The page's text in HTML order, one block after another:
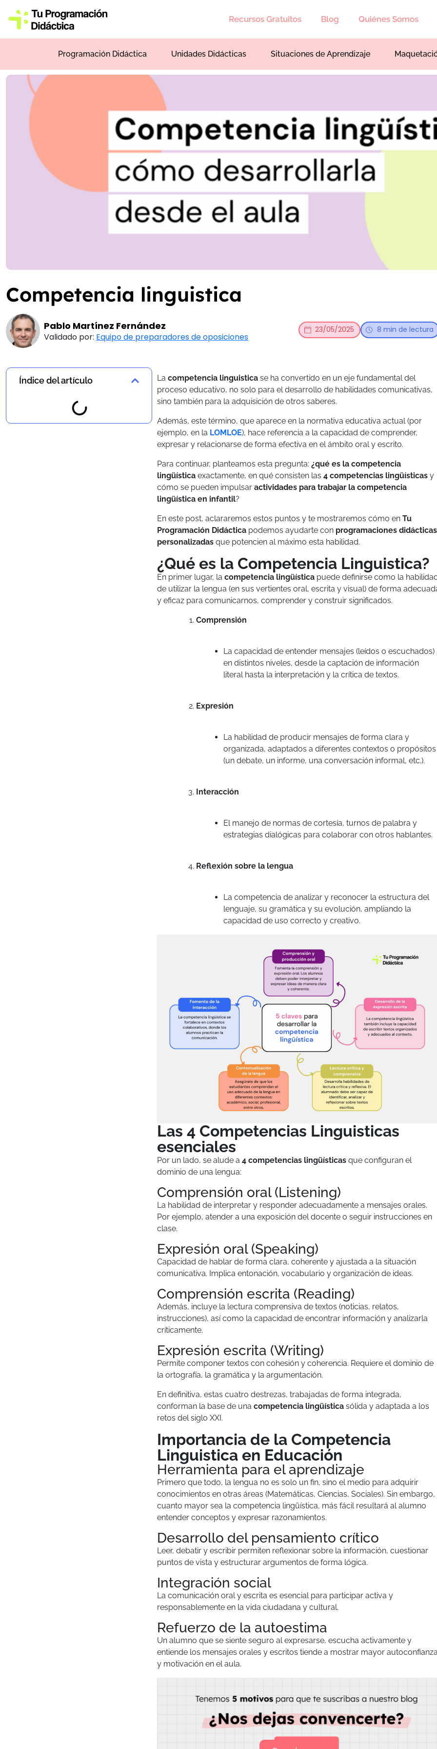
Recursos Gratuitos Blog Quiénes Somos
Programación Didáctica Unidades Didácticas Situaciones de Aprendizaje
Competencia linguistica
Pablo Martínez Fernández
Validado por: Equipo de preparadores de oposiciones
23/05/2025 8 min de lectura
Índice del artículo La competencia linguistica se ha convertido en un eje fundamental del
proceso educativo, no solo para el desarrollo de habilidades comunicativas,
sino también para la adquisición de otros saberes.
Además, este término, que aparece en la normativa educativa actual (por
ejemplo, en la LOMLOE), hace referencia a la capacidad de comprender,
expresar y relacionarse de forma efectiva en el ámbito oral y escrito.
Para continuar, planteamos esta pregunta: ¿qué es la competencia
lingüística exactamente, en qué consisten las 4 competencias lingüísticas y
cómo se pueden impulsar actividades para trabajar la competencia
lingüística en infantil?
En este post, aclararemos estos puntos y te mostraremos cómo en Tu
Programación Didáctica podemos ayudarte con programaciones didácticas
personalizadas que potencien al máximo esta habilidad.
¿Qué es la Competencia Linguistica?
En primer lugar, la competencia lingüística puede definirse como la
de utilizar la lengua (en sus vertientes oral, escrita y visual) de forma
y eficaz para comunicarnos, comprender y construir significados.
Comprensión
La capacidad de entender mensajes (leídos o escuchados)
en distintos niveles, desde la captación de información
literal hasta la interpretación y la crítica de textos.
Expresión
La habilidad de producir mensajes de forma clara y
organizada, adaptados a diferentes contextos o propósitos
(un debate, un informe, una conversación informal, etc.).
Interacción
El manejo de normas de cortesía, turnos de palabra y
estrategias dialógicas para colaborar con otros hablantes.
Reflexión sobre la lengua
La competencia de analizar y reconocer la estructura del
lenguaje, su gramática y su evolución, ampliando la
capacidad de uso correcto y creativo.
Las 4 Competencias Linguisticas
esenciales
Por un lado, se alude a 4 competencias lingüísticas que configuran el
dominio de una lengua:
Comprensión oral (Listening)
La habilidad de interpretar y responder adecuadamente a mensajes orales.
Por ejemplo, atender a una exposición del docente o seguir instrucciones en
clase.
Expresión oral (Speaking)
Capacidad de hablar de forma clara, coherente y ajustada a la situación
comunicativa. Implica entonación, vocabulario y organización de ideas.
Comprensión escrita (Reading)
Además, incluye la lectura comprensiva de textos (noticias, relatos,
instrucciones), así como la capacidad de encontrar información y analizarla
críticamente.
Expresión escrita (Writing)
Permite componer textos con cohesión y coherencia. Requiere el dominio de
la ortografía, la gramática y la argumentación.
En definitiva, estas cuatro destrezas, trabajadas de forma integrada,
conforman la base de una competencia lingüística sólida y adaptada a los
retos del siglo XXI.
Importancia de la Competencia
Linguistica en Educación
Herramienta para el aprendizaje
Primero que todo, la lengua no es solo un fin, sino el medio para adquirir
conocimientos en otras áreas (Matemáticas, Ciencias, Sociales). Sin embargo,
cuanto mayor sea la competencia lingüística, más fácil resultará al alumno
entender conceptos y expresar razonamientos.
Desarrollo del pensamiento crítico
Leer, debatir y escribir permiten reflexionar sobre la información, cuestionar
puntos de vista y estructurar argumentos de forma lógica.
Integración social
La comunicación oral y escrita es esencial para participar activa y
responsablemente en la vida ciudadana y cultural.
Refuerzo de la autoestima
Un alumno que se siente seguro al expresarse, escucha activamente y
entiende los mensajes orales y escritos tiende a mostrar mayor
y motivación en el aula.